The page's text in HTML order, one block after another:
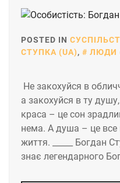
POSTED IN
СТУПКА (UA), ЛЮДИ
Не закохуйся в
а закохуйся в ту
краса – це сон
нема. А душа – це все
життя. _____ Богдан
знає легендарного